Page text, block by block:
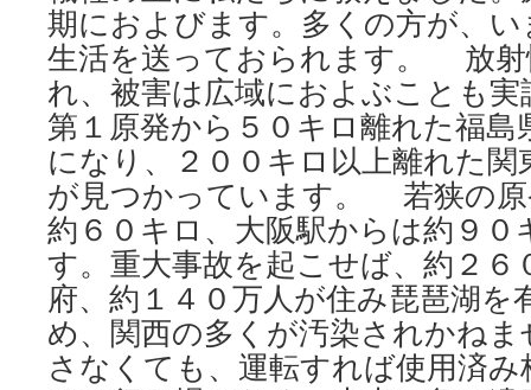
期におよびます。多くの方が、
生活を送っておられます。 放射
れ、被害は広域におよぶことも
第１原発から５０キロ離れた福島
になり、２００キロ以上離れた
が見つかっています。 若狭の原
約６０キロ、大阪駅からは約９
す。重大事故を起こせば、約２６
府、約１４０万人が住み琵琶湖を
め、関西の多くが汚染されかね
さなくても、運転すれば使用済